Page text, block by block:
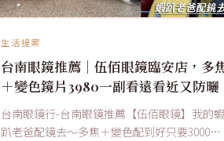
生活提案
台南眼鏡推薦｜伍佰眼鏡臨安店，多
＋變色鏡片3980一副看遠看近又防曬
台南眼鏡行-台南眼鏡推薦【伍佰眼鏡】我的蝦
趴老爸配鏡去～多焦＋變色配到好只要3000